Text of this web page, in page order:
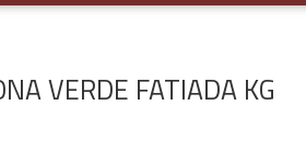
VERDE FATIADA KG